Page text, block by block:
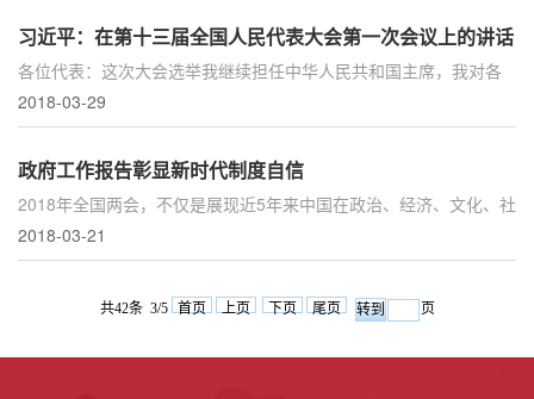
习近平：在第十三届全国人民代表大会第一次会议上的讲话
各位代表：这次大会选举我继续担任中华人民共和国主席，我对各
位代表和全国各族人民给予我的信任，表示衷心的感谢！担任中华
人民共和国主席这一崇...
2018-03-29
政府工作报告彰显新时代制度自信
2018年全国两会，不仅是展现近5年来中国在政治、经济、文化、社
会、生态文明建设等一系列重大成就的重要窗口，也是彰显新时代
中国特色社会主义道路...
2018-03-21
共42条 3/5 首页 上页 下页 尾页 页